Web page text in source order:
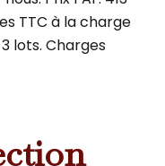
TTC à la charge
lots. Charges